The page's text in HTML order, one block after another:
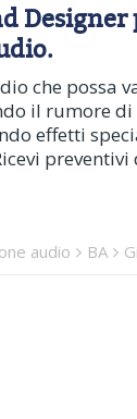
Designer
che possa
il rumore
effetti
audio BA